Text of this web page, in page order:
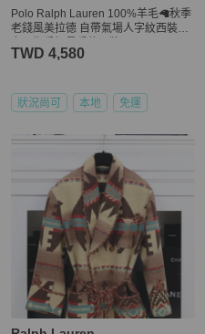
Polo Ralph Lauren 100%羊毛🦙秋季
老錢風美拉德 自帶氣場人字紋西裝外
TWD 4,580
狀況尚可 本地 免運